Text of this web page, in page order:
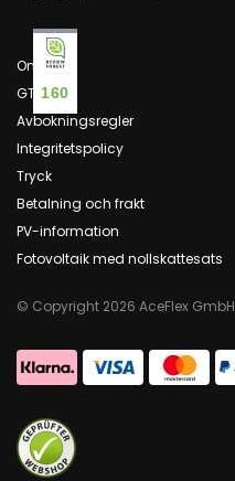
Om oss
GTC
Avbokningsregler
Integritetspolicy
Tryck
Betalning och frakt
PV-information
Fotovoltaik med nollskattesats
© Copyright 2026 AceFlex GmbH
160